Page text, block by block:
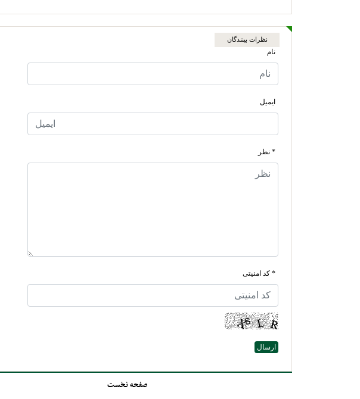
نظرات بینندگان
نام
ایمیل
* نظر
* کد امنیتی
صفحه نخست